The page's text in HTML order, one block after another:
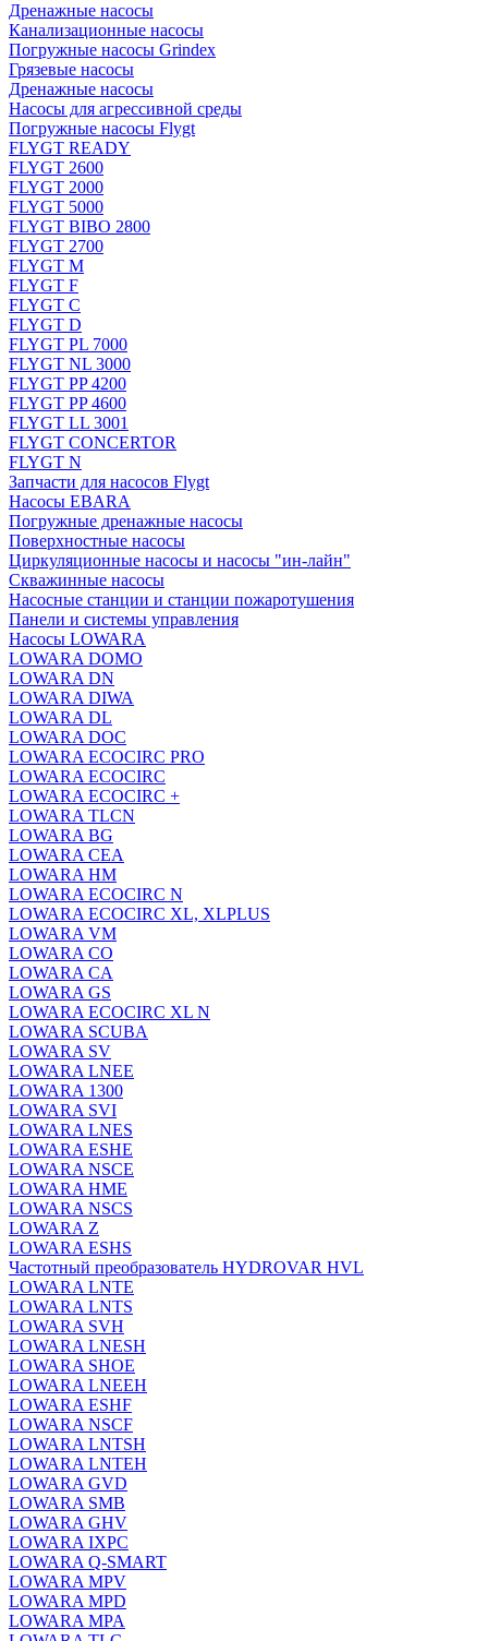
Дренажные насосы
Канализационные насосы
Погружные насосы Grindex
Грязевые насосы
Дренажные насосы
Насосы для агрессивной среды
Погружные насосы Flygt
FLYGT READY
FLYGT 2600
FLYGT 2000
FLYGT 5000
FLYGT BIBO 2800
FLYGT 2700
FLYGT M
FLYGT F
FLYGT C
FLYGT D
FLYGT PL 7000
FLYGT NL 3000
FLYGT PP 4200
FLYGT PP 4600
FLYGT LL 3001
FLYGT CONCERTOR
FLYGT N
Запчасти для насосов Flygt
Насосы EBARA
Погружные дренажные насосы
Поверхностные насосы
Циркуляционные насосы и насосы "ин-лайн"
Скважинные насосы
Насосные станции и станции пожаротушения
Панели и системы управления
Насосы LOWARA
LOWARA DOMO
LOWARA DN
LOWARA DIWA
LOWARA DL
LOWARA DOC
LOWARA ECOCIRC PRO
LOWARA ECOCIRC
LOWARA ECOCIRC +
LOWARA TLCN
LOWARA BG
LOWARA CEA
LOWARA HM
LOWARA ECOCIRC N
LOWARA ECOCIRC XL, XLPLUS
LOWARA VM
LOWARA CO
LOWARA CA
LOWARA GS
LOWARA ECOCIRC XL N
LOWARA SCUBA
LOWARA SV
LOWARA LNEE
LOWARA 1300
LOWARA SVI
LOWARA LNES
LOWARA ESHE
LOWARA NSCE
LOWARA HME
LOWARA NSCS
LOWARA Z
LOWARA ESHS
Частотный преобразователь HYDROVAR HVL
LOWARA LNTE
LOWARA LNTS
LOWARA SVH
LOWARA LNESH
LOWARA SHOE
LOWARA LNEEH
LOWARA ESHF
LOWARA NSCF
LOWARA LNTSH
LOWARA LNTEH
LOWARA GVD
LOWARA SMB
LOWARA GHV
LOWARA IXPС
LOWARA Q-SMART
LOWARA MPV
LOWARA MPD
LOWARA MPA